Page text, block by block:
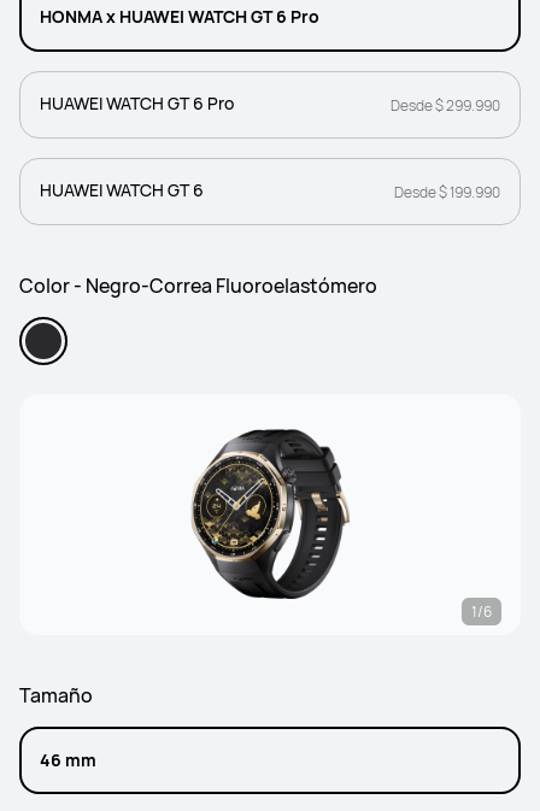
HONMA x HUAWEI WATCH GT 6 Pro
HUAWEI WATCH GT 6 Pro Desde $ 299.990
HUAWEI WATCH GT 6 Desde $ 199.990
Color - Negro-Correa Fluoroelastómero
1/6
Tamaño
46 mm